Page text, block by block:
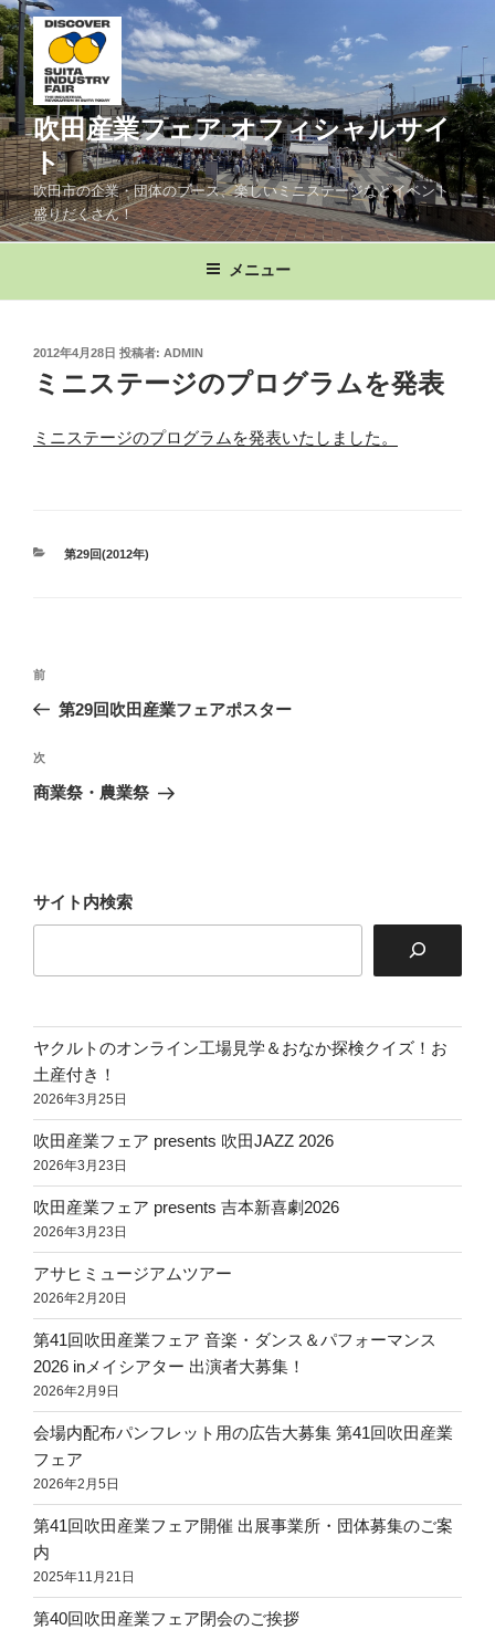
コ
ン
テ
ン
ツ
へ
ス
キ
ッ
吹田産業フェア オフィシャルサイ
ト
吹田市の企業・団体のブース、楽しいミニステージなどイベント
盛りだくさん！
メニュー
投
稿
日:
2012年4月28日 投稿者: ADMIN
ミニステージのプログラムを発表
ミニステージのプログラムを発表いたしました。
カ
第29回(2012年)
投
ビ
ゲ
ン
前
の
稿
前
第29回吹田産業フェアポスター
次
の
次
商業祭・農業祭
サイト内検索
ヤクルトのオンライン工場見学＆おなか探検クイズ！お
土産付き！
2026年3月25日
吹田産業フェア presents 吹田JAZZ 2026
2026年3月23日
吹田産業フェア presents 吉本新喜劇2026
2026年3月23日
アサヒミュージアムツアー
2026年2月20日
第41回吹田産業フェア 音楽・ダンス＆パフォーマンス
2026 inメイシアター 出演者大募集！
2026年2月9日
会場内配布パンフレット用の広告大募集 第41回吹田産業
フェア
2026年2月5日
第41回吹田産業フェア開催 出展事業所・団体募集のご案
内
2025年11月21日
第40回吹田産業フェア閉会のご挨拶